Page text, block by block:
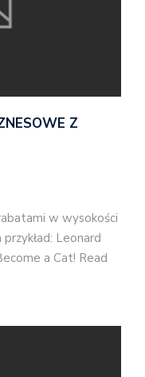
Z
w wysokości
Leonard
a Cat! Read